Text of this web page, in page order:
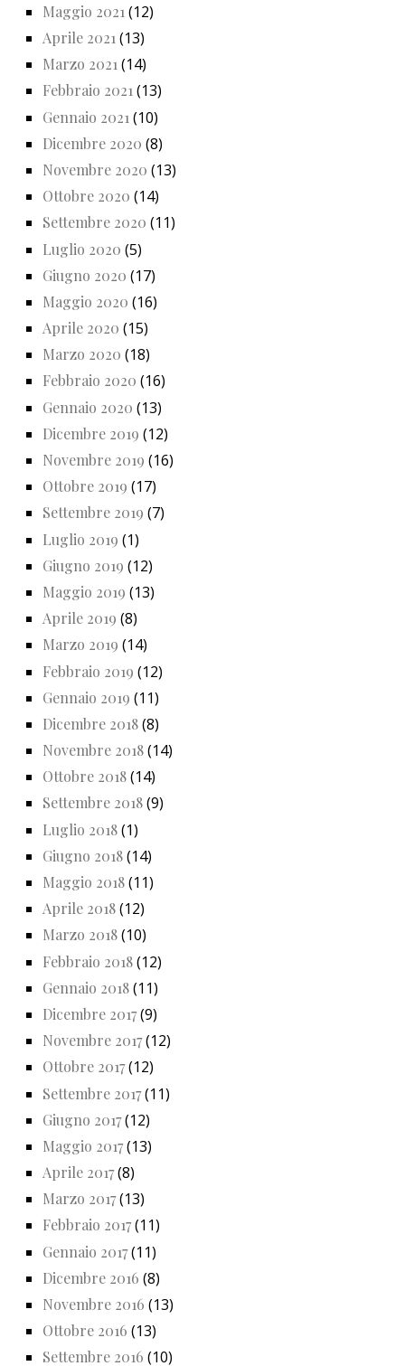
Maggio 2021 (12)
Aprile 2021 (13)
Marzo 2021(14)
Febbraio 2021(13)
Gennaio 2021 (10)
Dicembre 2020 (8)
Novembre 2020 (13)
Ottobre 2020 (14)
Settembre 2020 (11)
Luglio 2020 (5)
Giugno 2020 (17)
Maggio 2020 (16)
Aprile 2020 (15)
Marzo 2020 (18)
Febbraio 2020 (16)
Gennaio 2020 (13)
Dicembre 2019 (12)
Novembre 2019 (16)
Ottobre 2019 (17)
Settembre 2019 (7)
Luglio 2019 (1)
Giugno 2019 (12)
Maggio 2019 (13)
Aprile 2019 (8)
Marzo 2019 (14)
Febbraio 2019 (12)
Gennaio 2019 (11)
Dicembre 2018(8)
Novembre 2018(14)
Ottobre 2018(14)
Settembre 2018(9)
Luglio 2018(1)
Giugno 2018(14)
Maggio 2018(11)
Aprile 2018(12)
Marzo 2018(10)
Febbraio 2018(12)
Gennaio 2018(11)
Dicembre 2017(9)
Novembre 2017(12)
Ottobre 2017(12)
Settembre 2017(11)
Giugno 2017(12)
Maggio 2017(13)
Aprile 2017(8)
Marzo 2017(13)
Febbraio 2017(11)
Gennaio 2017(11)
Dicembre 2016 (8)
Novembre 2016 (13)
Ottobre 2016 (13)
Settembre 2016 (10)